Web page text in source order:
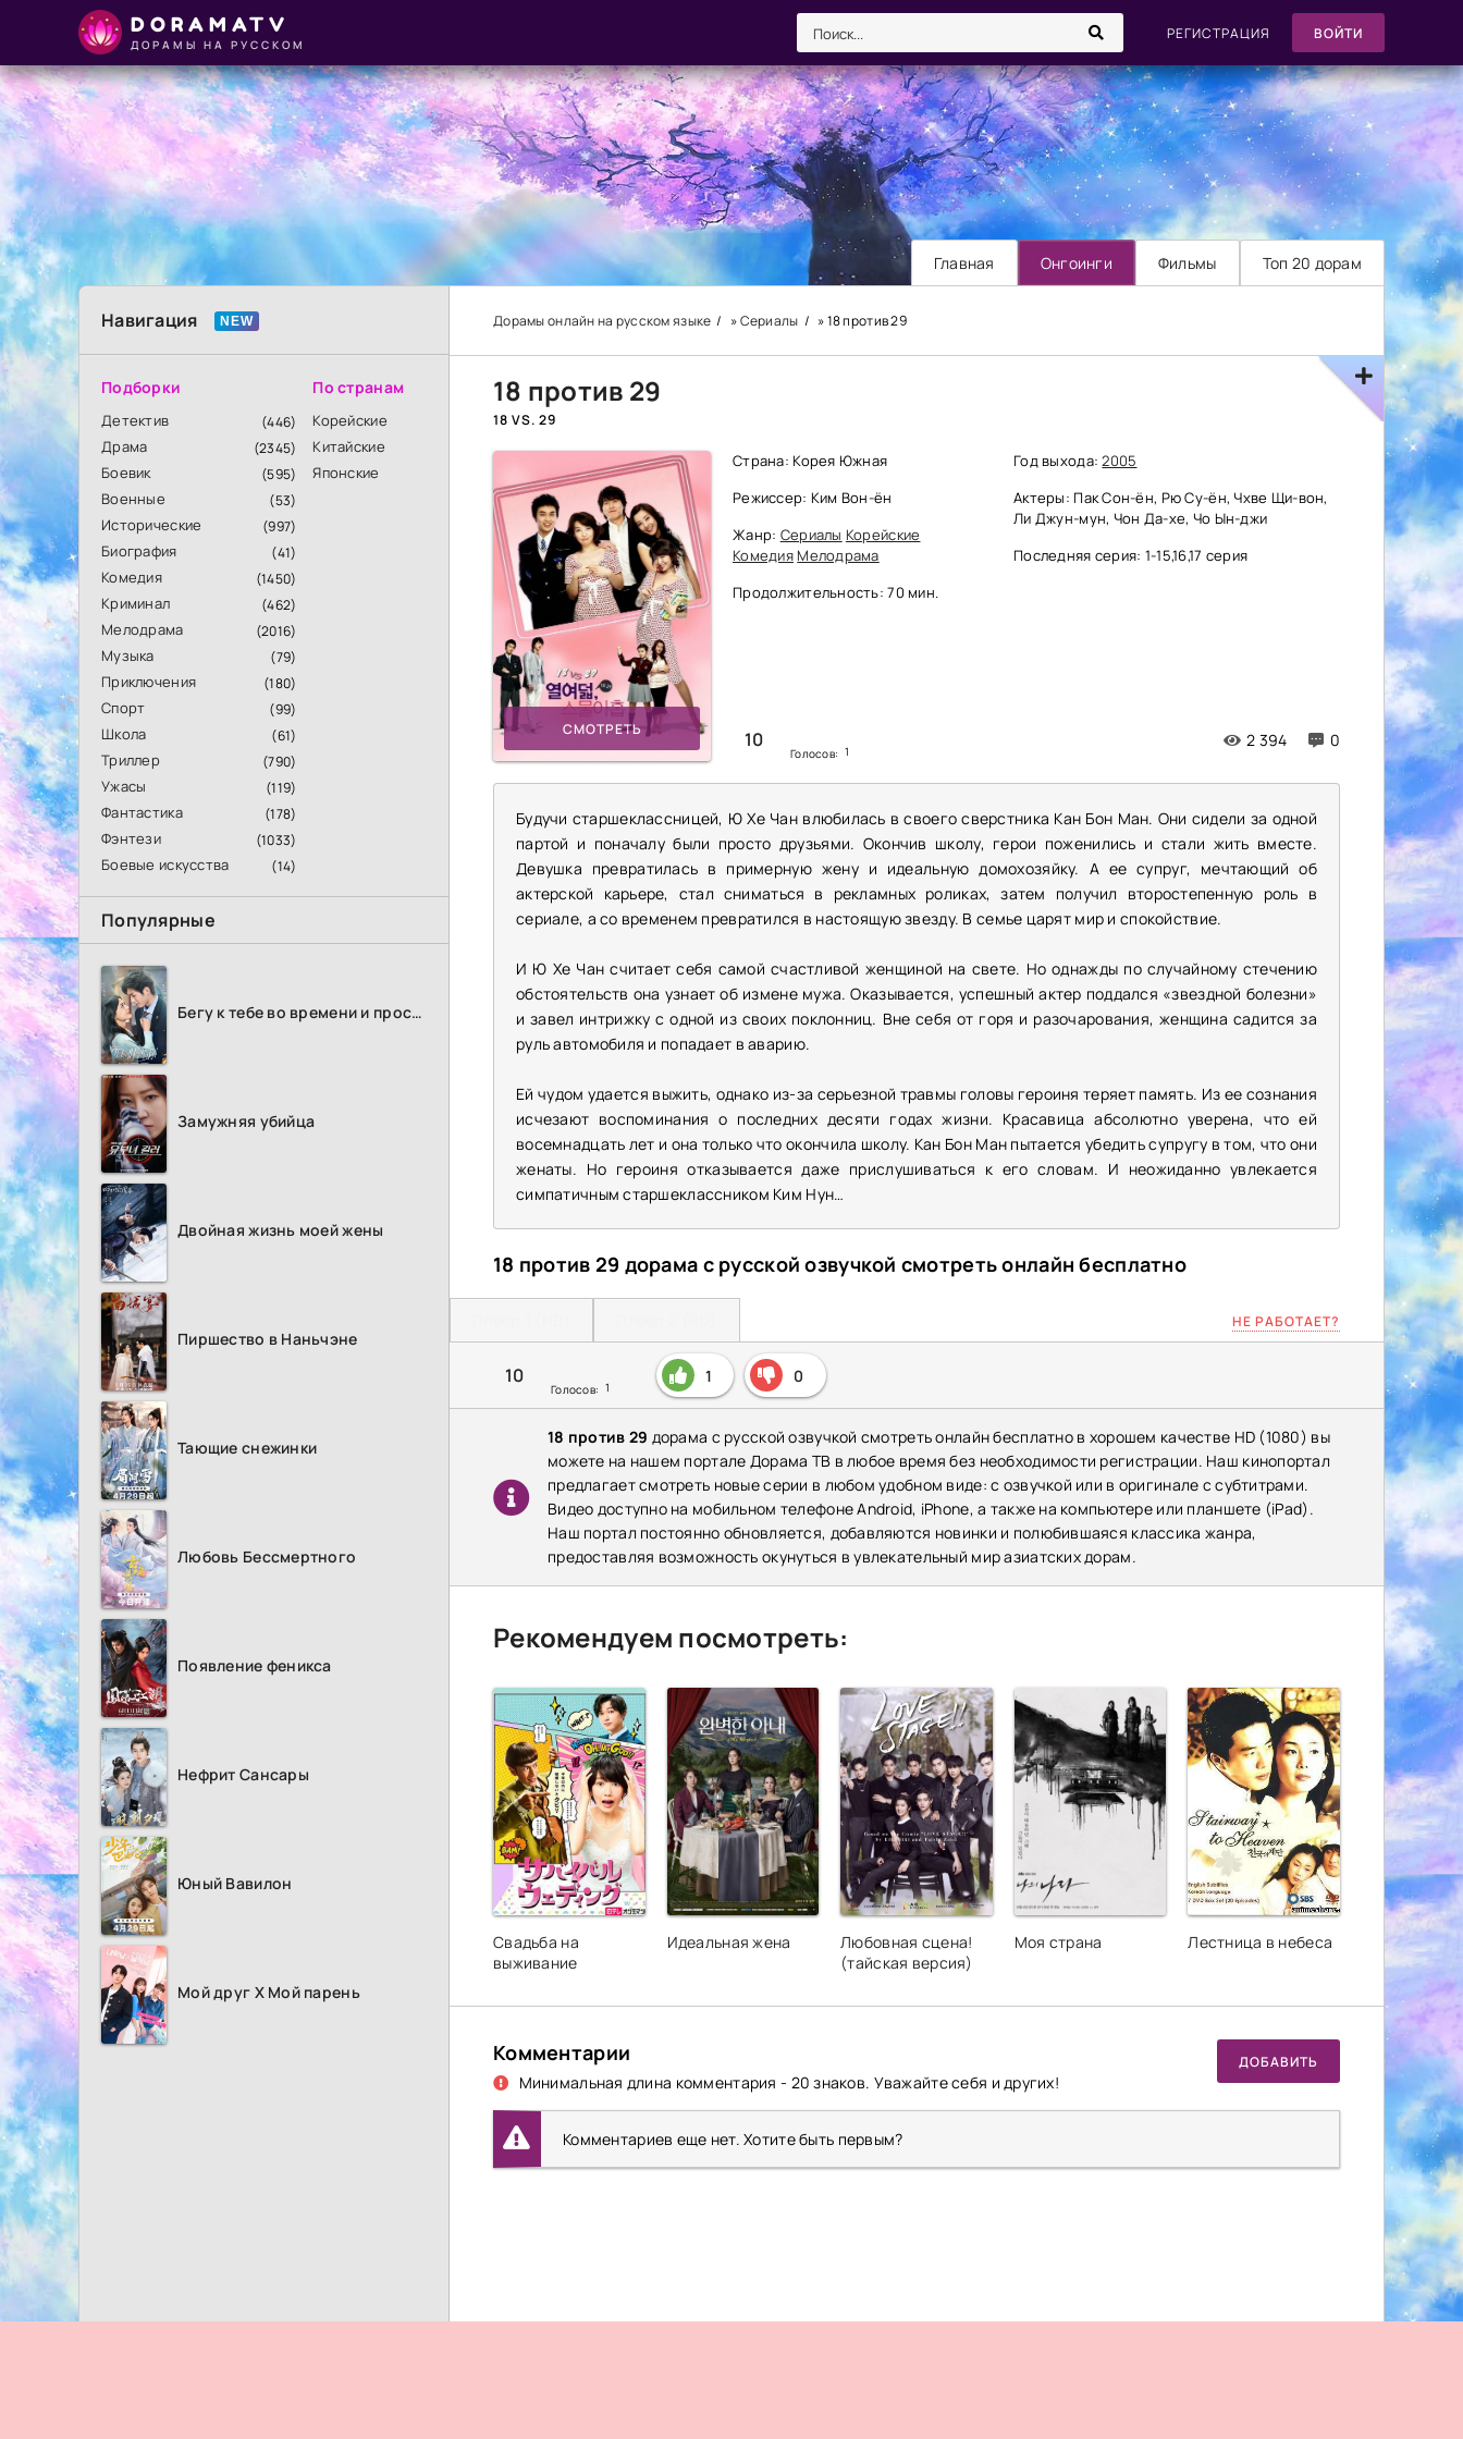
DORAMATV
ДОРАМЫ НА РУССКОМ
РЕГИСТРАЦИЯ ВОЙТИ
Главная Онгоинги Фильмы Топ 20 дорам
Навигация
Подборки
Детектив (446)
Драма (2345)
Боевик (595)
Военные (53)
Исторические (997)
Биография (41)
Комедия (1450)
Криминал (462)
Мелодрама (2016)
Музыка (79)
Приключения (180)
Спорт (99)
Школа (61)
Триллер (790)
Ужасы (119)
Фантастика (178)
Фэнтези (1033)
Боевые искусства (14)
По странам
Корейские
Китайские
Японские
Популярные
Бегу к тебе во времени и пространстве
Замужняя убийца
Двойная жизнь моей жены
Пиршество в Наньчэне
Тающие снежинки
Любовь Бессмертного
Появление феникса
Нефрит Сансары
Юный Вавилон
Мой друг Х Мой парень
Дорамы онлайн на русском языке »Сериалы » 18 против 29
18 против 29
18 VS. 29
СМОТРЕТЬ
Страна: Корея Южная
Режиссер: Ким Вон-ён
Жанр: Сериалы Корейские
Комедия Мелодрама
Продолжительность: 70 мин.
10
Голосов: 1
2 394 0
Год выхода:2005
Актеры: Пак Сон-ён, Рю Су-ён, Чхве Щи-вон,
Ли Джун-мун, Чон Да-хе, Чо Ын-джи
Последняя серия: 1-15,16,17 серия
Будучи старшеклассницей, Ю Хе Чан влюбилась в своего сверстника Кан Бон Ман. Они сидели за одной
партой и поначалу были просто друзьями. Окончив школу, герои поженились и стали жить вместе.
Девушка превратилась в примерную жену и идеальную домохозяйку. А ее супруг, мечтающий об
актерской карьере, стал сниматься в рекламных роликах, затем получил второстепенную роль в
сериале, а со временем превратился в настоящую звезду. В семье царят мир и спокойствие.
И Ю Хе Чан считает себя самой счастливой женщиной на свете. Но однажды по случайному стечению
обстоятельств она узнает об измене мужа. Оказывается, успешный актер поддался «звездной болезни»
и завел интрижку с одной из своих поклонниц. Вне себя от горя и разочарования, женщина садится за
руль автомобиля и попадает в аварию.
Ей чудом удается выжить, однако из-за серьезной травмы головы героиня теряет память. Из ее сознания
исчезают воспоминания о последних десяти годах жизни. Красавица абсолютно уверена, что ей
восемнадцать лет и она только что окончила школу. Кан Бон Ман пытается убедить супругу в том, что они
женаты. Но героиня отказывается даже прислушиваться к его словам. И неожиданно увлекается
симпатичным старшеклассником Ким Нун…
18 против 29 дорама с русской озвучкой смотреть онлайн бесплатно
НЕ РАБОТАЕТ?
10
Голосов: 1
1 0
18 против 29 дорама с русской озвучкой смотреть онлайн бесплатно в хорошем качестве HD (1080) вы
можете на нашем портале Дорама ТВ в любое время без необходимости регистрации. Наш кинопортал
предлагает смотреть новые серии в любом удобном виде: с озвучкой или в оригинале с субтитрами.
Видео доступно на мобильном телефоне Android, iPhone, а также на компьютере или планшете (iPad).
Наш портал постоянно обновляется, добавляются новинки и полюбившаяся классика жанра,
предоставляя возможность окунуться в увлекательный мир азиатских дорам.
Рекомендуем посмотреть:
Свадьба на
выживание
Идеальная жена
Любовная сцена!
(тайская версия)
Моя страна Лестница в небеса
Комментарии
Минимальная длина комментария - 20 знаков. Уважайте себя и других!
ДОБАВИТЬ
Комментариев еще нет. Хотите быть первым?